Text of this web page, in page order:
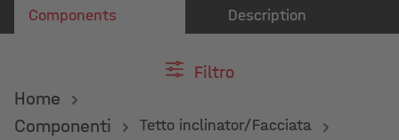
Components Description
Filtro
Home
Componenti
Tetto inclinator/Facciata